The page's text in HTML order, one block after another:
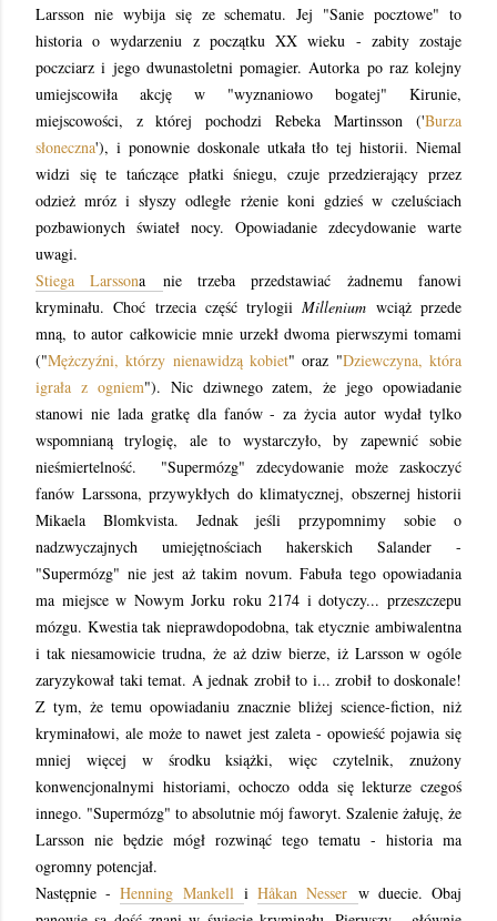
Larsson nie wybija się ze schematu. Jej "Sanie pocztowe" to
historia o wydarzeniu z początku XX wieku - zabity zostaje
poczciarz i jego dwunastoletni pomagier. Autorka po raz kolejny
umiejscowiła akcję w "wyznaniowo bogatej" Kirunie,
miejscowości, z której pochodzi Rebeka Martinsson ('Burza
słoneczna'), i ponownie doskonale utkała tło tej historii. Niemal
widzi się te tańczące płatki śniegu, czuje przedzierający przez
odzież mróz i słyszy odległe rżenie koni gdzieś w czeluściach
pozbawionych świateł nocy. Opowiadanie zdecydowanie warte
uwagi.
Stiega Larssona nie trzeba przedstawiać żadnemu fanowi
kryminału. Choć trzecia część trylogiiMillenium wciąż przede
mną, to autor całkowicie mnie urzekł dwoma pierwszymi tomami
("Mężczyźni, którzy nienawidzą kobiet" oraz "Dziewczyna, która
igrała z ogniem"). Nic dziwnego zatem, że jego opowiadanie
stanowi nie lada gratkę dla fanów - za życia autor wydał tylko
wspomnianą trylogię, ale to wystarczyło, by zapewnić sobie
nieśmiertelność.
"Supermózg" zdecydowanie może zaskoczyć
fanów Larssona, przywykłych do klimatycznej, obszernej historii
Mikaela Blomkvista. Jednak jeśli przypomnimy sobie o
nadzwyczajnych umiejętnościach hakerskich Salander -
"Supermózg" nie jest aż takim novum. Fabuła tego opowiadania
ma miejsce w Nowym Jorku roku 2174 i dotyczy... przeszczepu
mózgu. Kwestia tak nieprawdopodobna, tak etycznie ambiwalentna
i tak niesamowicie trudna, że aż dziw bierze, iż Larsson w ogóle
zaryzykował taki temat. A jednak zrobił to i... zrobił to doskonale!
Z tym, że temu opowiadaniu znacznie bliżej science-fiction, niż
kryminałowi, ale może to nawet jest zaleta - opowieść pojawia się
mniej więcej w środku książki, więc czytelnik, znużony
konwencjonalnymi historiami, ochoczo odda się lekturze czegoś
innego. "Supermózg" to absolutnie mój faworyt. Szalenie żałuję, że
Larsson nie będzie mógł rozwinąć tego tematu - historia ma
ogromny potencjał.
Następnie -Henning Mankell iHåkan Nesser w duecie. Obaj